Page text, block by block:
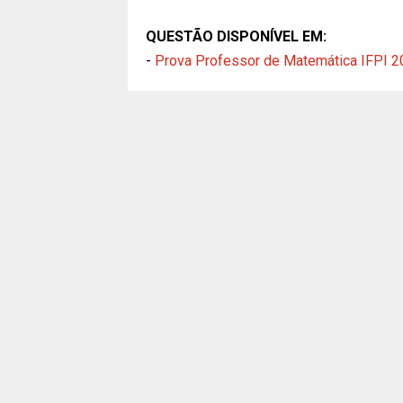
QUESTÃO DISPONÍVEL EM:
- Prova Professor de Matemática IFPI